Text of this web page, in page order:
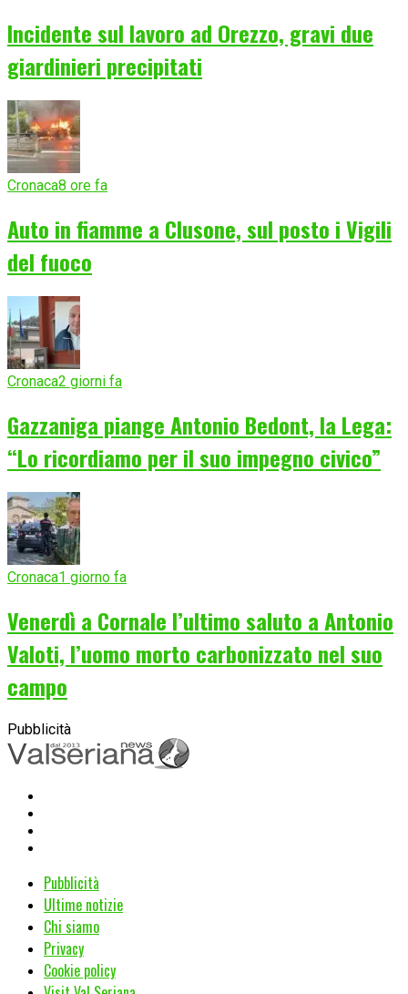
Incidente sul lavoro ad Orezzo, gravi due
giardinieri precipitati
Cronaca8 ore fa
Auto in fiamme a Clusone, sul posto i Vigili
del fuoco
Cronaca2 giorni fa
Gazzaniga piange Antonio Bedont, la Lega:
“Lo ricordiamo per il suo impegno civico”
Cronaca1 giorno fa
Venerdì a Cornale l’ultimo saluto a Antonio
Valoti, l’uomo morto carbonizzato nel suo
campo
Pubblicità
Pubblicità
Ultime notizie
Chi siamo
Privacy
Cookie policy